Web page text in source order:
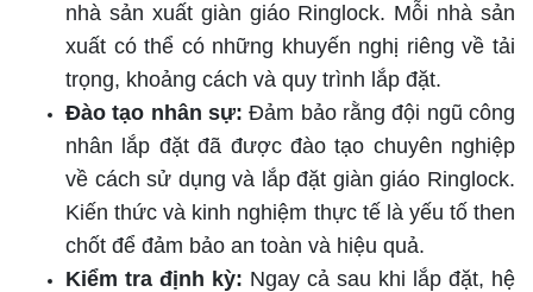
nhà sản xuất giàn giáo Ringlock. Mỗi nhà sản
xuất có thể có những khuyến nghị riêng về tải
trọng, khoảng cách và quy trình lắp đặt.
Đào tạo nhân sự:Đảm bảo rằng đội ngũ công
nhân lắp đặt đã được đào tạo chuyên nghiệp
về cách sử dụng và lắp đặt giàn giáo Ringlock.
Kiến thức và kinh nghiệm thực tế là yếu tố then
chốt để đảm bảo an toàn và hiệu quả.
Kiểm tra định kỳ: Ngay cả sau khi lắp đặt, hệ